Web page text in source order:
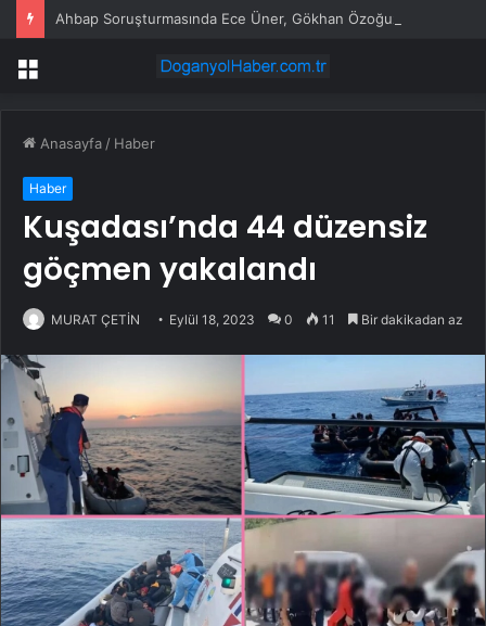
Menü
Anasayfa / Haber
Haber
Kuşadası’nda 44 düzensiz
göçmen yakalandı
MURAT ÇETİN Eylül 18, 2023 0 11 Bir dakikadan az